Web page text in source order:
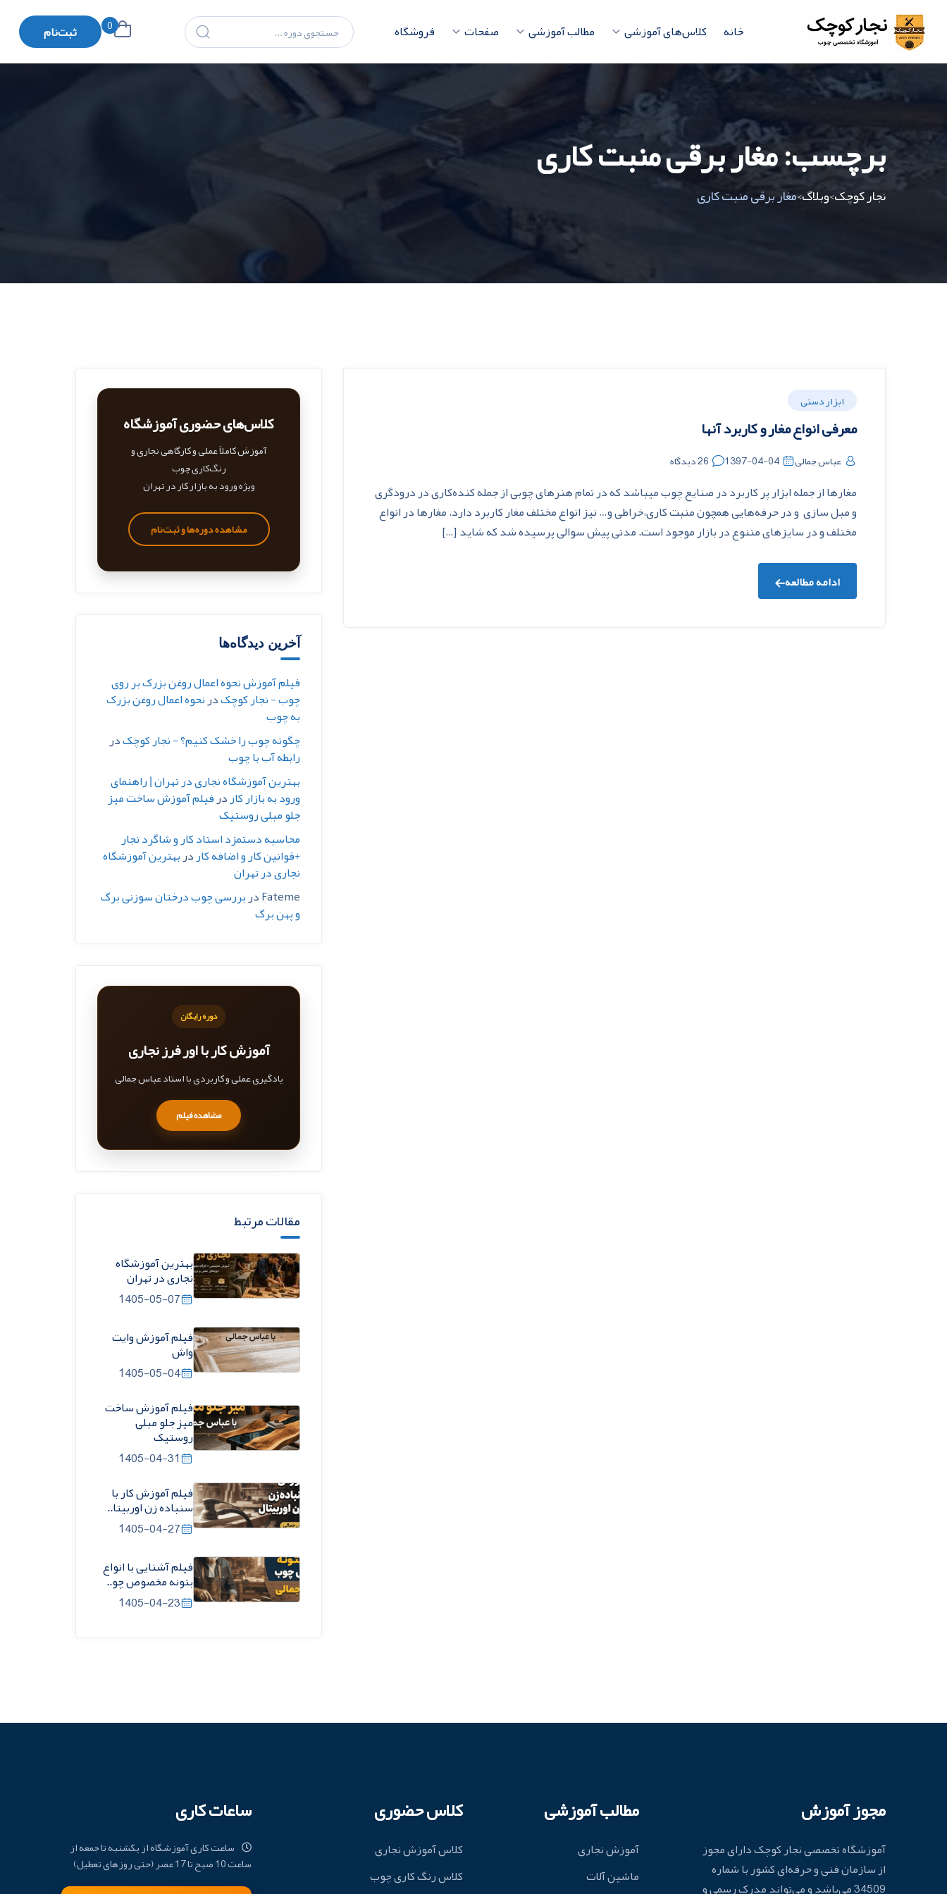
خانه کلاس‌های آموزشی مطالب آموزشی صفحات فروشگاه 0 ثبت‌نام
برچسب:مغار برقی منبت کاری
نجار کوچک>وبلاگ>مغار برقی منبت کاری
ابزار دستی
معرفی انواع مغار و کاربرد آنها
عباس جمالی 1397-04-04 26 دیدگاه
مغارها از جمله ابزار پر کاربرد در صنایع چوب میباشد که در تمام هنرهای چوبی از جمله کنده‌کاری در درودگری
و مبل سازی و در حرفه‌هایی همچون منبت کاری،خراطی و… نیز انواع مختلف مغار کاربرد دارد. مغارها در انواع
مختلف و در سایزهای متنوع در بازار موجود است. مدتی پیش سوالی پرسیده شد که شاید […]
ادامه مطالعه
کلاس‌های حضوری آموزشگاه
آموزش کاملاً عملی و کارگاهی نجاری و
رنگ‌کاری چوب
ویژه ورود به بازار کار در تهران
مشاهده دوره‌ها و ثبت‌نام
آخرین دیدگاه‌ها
فیلم آموزش نحوه اعمال روغن بزرک بر روی
چوب - نجار کوچکدرنحوه اعمال روغن بزرک
به چوب
چگونه چوب را خشک کنیم؟ - نجار کوچکدر
رابطه آب با چوب
بهترین آموزشگاه نجاری در تهران | راهنمای
ورود به بازار کاردرفیلم آموزش ساخت میز
جلو مبلی روستیک
محاسبه دستمزد استاد کار و شاگرد نجار
+قوانین کار و اضافه کاردربهترین آموزشگاه
نجاری در تهران
Fatemeدربررسی چوب درختان سوزنی برگ
و پهن برگ
دوره رایگان
آموزش کار با اور فرز نجاری
یادگیری عملی و کاربردی با استاد عباس جمالی
مشاهده فیلم
مقالات مرتبط
بهترین آموزشگاه
نجاری در تهران
1405-05-07
فیلم آموزش وایت
واش
1405-05-04
فیلم آموزش ساخت
میز جلو مبلی
روستیک
1405-04-31
فیلم آموزش کار با
سنباده زن اوربیتا..
1405-04-27
فیلم آشنایی با انواع
بتونه مخصوص چو..
1405-04-23
مجوز آموزش
آموزشگاه تخصصی نجار کوچک دارای مجوز
از سازمان فنی و حرفه‌ای کشور با شماره
34509 می‌باشد و می‌تواند مدرک رسمی و
مطالب آموزشی
آموزش نجاری
ماشین آلات
کلاس حضوری
کلاس آموزش نجاری
کلاس رنگ کاری چوب
ساعات کاری
ساعت کاری آموزشگاه از یکشنبه تا جمعه از
ساعت 10 صبح تا 17 عصر (حتی روزهای تعطیل)